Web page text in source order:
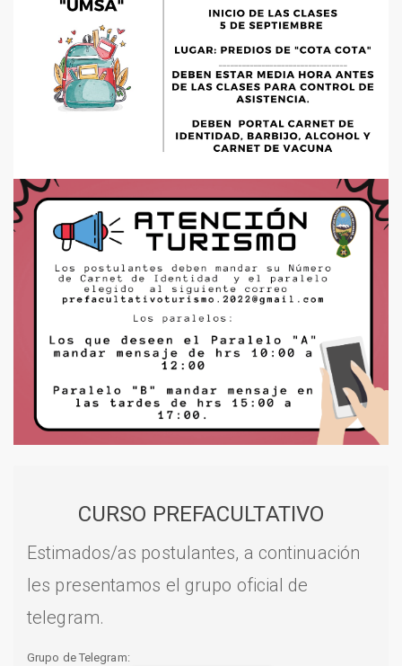
CURSO PREFACULTATIVO
Estimados/as postulantes, a continuación
les presentamos el grupo oficial de
telegram.
Grupo de Telegram: